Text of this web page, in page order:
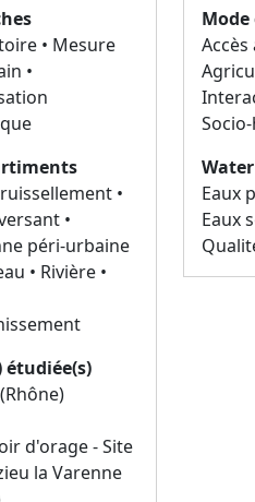
• Mesure
•
•
•
péri-urbaine
• Rivière •
étudiée(s)
d'orage - Site
la Varenne
Mode
Accès
Eaux
Eaux